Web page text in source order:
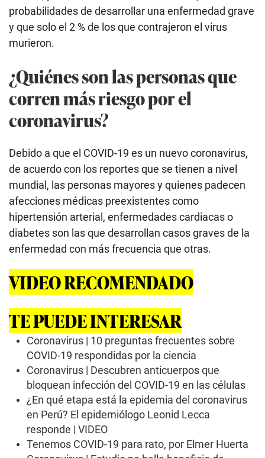
probabilidades de desarrollar una enfermedad grave
y que solo el 2 % de los que contrajeron el virus
murieron.
¿Quiénes son las personas que
corren más riesgo por el
coronavirus?
Debido a que el COVID-19 es un nuevo coronavirus,
de acuerdo con los reportes que se tienen a nivel
mundial, las personas mayores y quienes padecen
afecciones médicas preexistentes como
hipertensión arterial, enfermedades cardiacas o
diabetes son las que desarrollan casos graves de la
enfermedad con más frecuencia que otras.
VIDEO RECOMENDADO
TE PUEDE INTERESAR
Coronavirus | 10 preguntas frecuentes sobre
COVID-19 respondidas por la ciencia
Coronavirus | Descubren anticuerpos que
bloquean infección del COVID-19 en las células
¿En qué etapa está la epidemia del coronavirus
en Perú? El epidemiólogo Leonid Lecca
responde | VIDEO
Tenemos COVID-19 para rato, por Elmer Huerta